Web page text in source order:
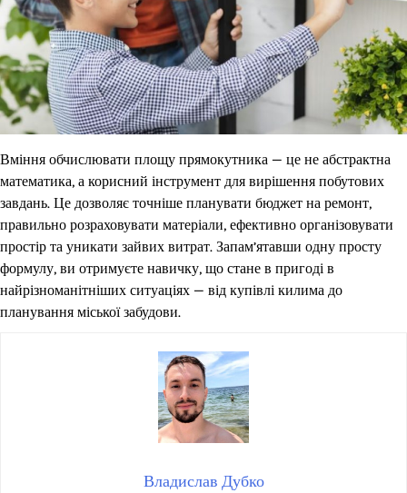
Вміння обчислювати площу прямокутника — це не абстрактна
математика, а корисний інструмент для вирішення побутових
завдань. Це дозволяє точніше планувати бюджет на ремонт,
правильно розраховувати матеріали, ефективно організовувати
простір та уникати зайвих витрат. Запам’ятавши одну просту
формулу, ви отримуєте навичку, що стане в пригоді в
найрізноманітніших ситуаціях — від купівлі килима до
планування міської забудови.
Владислав Дубко